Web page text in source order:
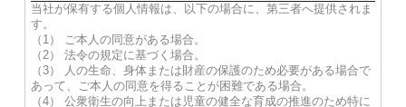
当社が保有する個人情報は、以下の場合に、第三者へ提供されま
す。
（1） ご本人の同意がある場合。
（2） 法令の規定に基づく場合。
（3） 人の生命、身体または財産の保護のため必要がある場合で
あって、ご本人の同意を得ることが困難である場合。
（4） 公衆衛生の向上または児童の健全な育成の推進のため特に